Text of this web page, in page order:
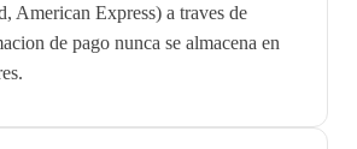
American Express) a traves de
de pago nunca se almacena en